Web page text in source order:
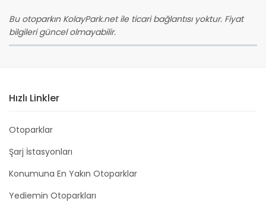
Bu otoparkın KolayPark.net ile ticari bağlantısı yoktur. Fiyat
bilgileri güncel olmayabilir.
Hızlı Linkler
Otoparklar
Şarj İstasyonları
Konumuna En Yakın Otoparklar
Yediemin Otoparkları